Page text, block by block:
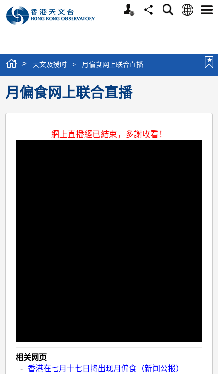
个
分
搜
语
选
> 天文及授时 > 月偏食网上联合直播
月偏食网上联合直播
網上直播經已結束，多謝收看！
相关网页
-
香港在七月十七日将出现月偏食（新闻公报）